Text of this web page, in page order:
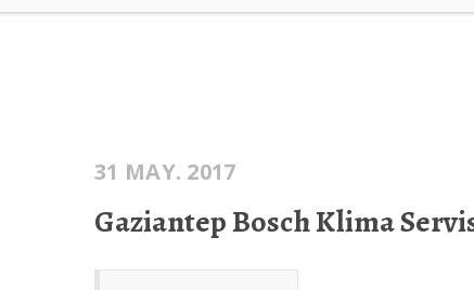
31 MAY. 2017
Gaziantep Bosch Klima